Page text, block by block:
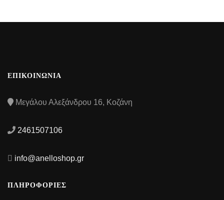
ΕΠΙΚΟΙΝΩΝΙΑ
Μεγάλου Αλεξάνδρου 16, Κοζάνη
2461507106
info@anelloshop.gr
ΠΛΗΡΟΦΟΡΙΕΣ